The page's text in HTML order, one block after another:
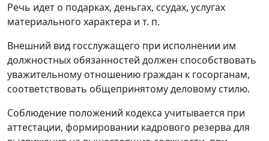
Речь идет о подарках, деньгах, ссудах, услугах
материального характера и т. п.
Внешний вид госслужащего при исполнении им
должностных обязанностей должен способствовать
уважительному отношению граждан к госорганам,
соответствовать общепринятому деловому стилю.
Соблюдение положений кодекса учитывается при
аттестации, формировании кадрового резерва для